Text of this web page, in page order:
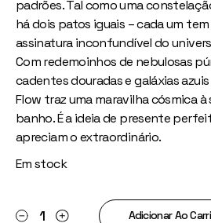
padrões. Tal como uma
há dois patos iguais – cada um
assinatura inconfundível do
Com redemoinhos de nebulosas
cadentes douradas e galáxias
Flow traz uma maravilha cósmica à
banho. É a ideia de presente
apreciam o extraordinário.
Em stock
Pato Flow quantity Adicionar Ao